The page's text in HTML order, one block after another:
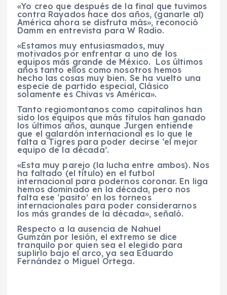
«Yo creo que después de la final que tuvimos
contra Rayados hace dos años, (ganarle al)
América ahora se disfruta más», reconoció
Damm en entrevista para W Radio.
«Estamos muy entusiasmados, muy
motivados por enfrentar a uno de los
equipos más grande de México. Los últimos
años tanto ellos como nosotros hemos
hecho las cosas muy bien. Se ha vuelto una
especie de partido especial, Clásico
solamente es Chivas vs América».
Tanto regiomontanos como capitalinos han
sido los equipos que más títulos han ganado
los últimos años, aunque Jurgen entiende
que el galardón internacional es lo que le
falta a Tigres para poder decirse ‘el mejor
equipo de la década’.
«Esta muy parejo (la lucha entre ambos). Nos
ha faltado (el título) en el futbol
internacional para podernos coronar. En liga
hemos dominado en la década, pero nos
falta ese ‘pasito’ en los torneos
internacionales para poder considerarnos
los más grandes de la década», señaló.
Respecto a la ausencia de Nahuel
Gumzán por lesión, el extremo se dice
tranquilo por quien sea el elegido para
suplirlo bajo el arco, ya sea Eduardo
Fernández o Miguel Ortega.